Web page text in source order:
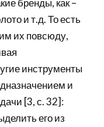
бренды, как –
и т.д. То есть
их повсюду,
инструменты
и
[3, с. 32]:
его из